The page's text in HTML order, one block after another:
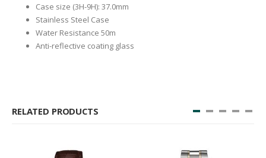
Case size (3H-9H): 37.0mm
Stainless Steel Case
Water Resistance 50m
Anti-reflective coating glass
RELATED PRODUCTS